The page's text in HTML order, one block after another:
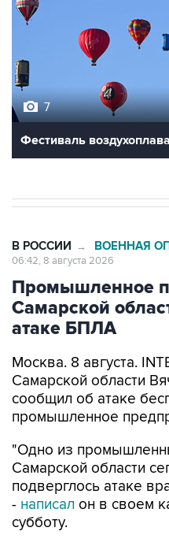
7
Фестиваль
В РОССИИ → ВОЕННАЯ
06:42, 8 августа 2026
Промышленное
Самарской
атаке БПЛА
Москва. 8 августа.
Самарской области
сообщил об атаке
промышленное
"Одно из
Самарской области
подверглось атаке
- написал он в своем
субботу.